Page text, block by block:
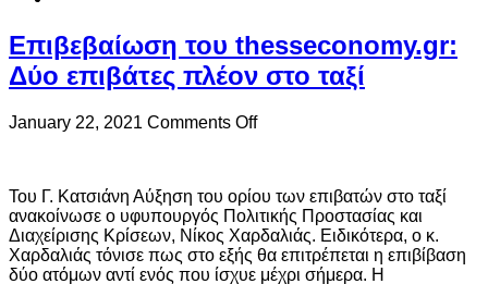
Επιβεβαίωση του thesseconomy.gr:
Δύο επιβάτες πλέον στο ταξί
January 22, 2021 Comments Offon
Δύο
επιβάτες
πλέον
στο
ταξί
Του Γ. Κατσιάνη Αύξηση του ορίου των επιβατών στο ταξί
ανακοίνωσε ο υφυπουργός Πολιτικής Προστασίας και
Διαχείρισης Κρίσεων, Νίκος Χαρδαλιάς. Ειδικότερα, ο κ.
Χαρδαλιάς τόνισε πως στο εξής θα επιτρέπεται η επιβίβαση
δύο ατόμων αντί ενός που ίσχυε μέχρι σήμερα. Η